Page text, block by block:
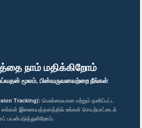
நாம் மதிக்கிறோம்
மூலம், பின்வருவனவற்றை நீங்கள்
Tracking): மென்மையான மற்றும் தனிப்பட்ட
எங்கள் இணையத்தளத்தில் உங்கள் செயற்பாட்டைக்
பயன்படுத்துகிறோம்.